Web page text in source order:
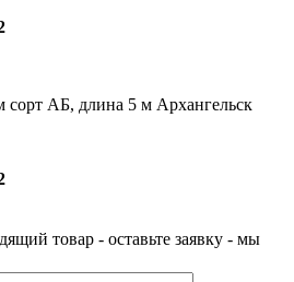
сорт АБ, длина 5 м Архангельск
товар - оставьте заявку - мы